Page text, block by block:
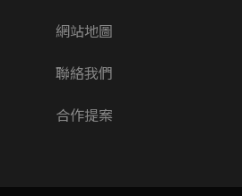
網站地圖
聯絡我們
合作提案